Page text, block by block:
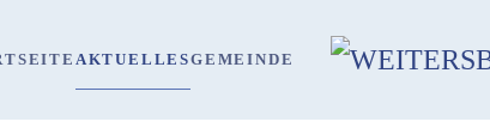
AKTUELLESGEMEINDE